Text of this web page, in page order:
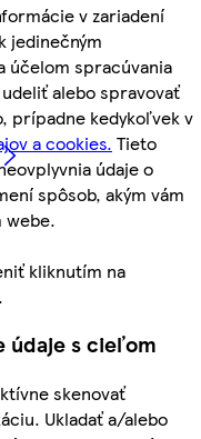
v zariadení
jedinečným
účelom spracúvania
alebo spravovať
prípadne kedykoľvek v
a cookies. Tieto
údaje o
spôsob, akým vám
webe.
kliknutím na
údaje s cieľom
skenovať
Ukladať a/alebo